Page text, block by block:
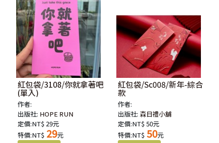
紅包袋/3108/你就拿著吧
(單入)
作者:
出版社: HOPE RUN
定價:NT$ 29元
特價:NT$ 29元
紅包袋/Sc008/新年-綜合
款
作者:
出版社:森日禮小舖
定價:NT$ 50元
特價:NT$ 50元